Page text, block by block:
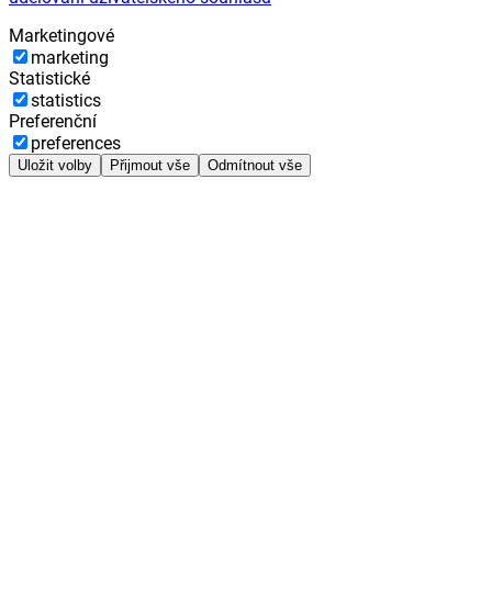
Marketingové
marketing
Statistické
statistics
Preferenční
preferences
Uložit volby Přijmout vše Odmítnout vše